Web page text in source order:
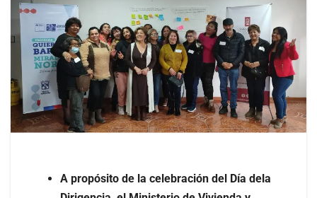
A propósito de la celebración del Día dela